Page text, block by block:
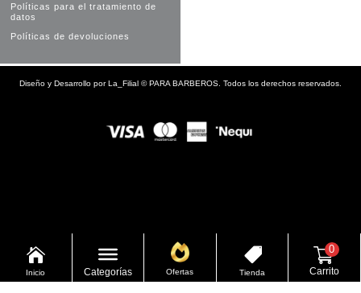
Políticas para el tratamiento de
datos
Políticas de devoluciones
Diseño y Desarrollo porLa_Filial ©PARA BARBEROS. Todos los derechos reservados.

Inicio Categorías Ofertas

Tienda
0
Carrito